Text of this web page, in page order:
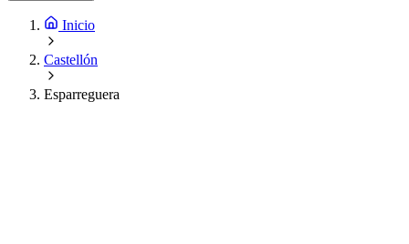
Inicio
Castellón
Esparreguera